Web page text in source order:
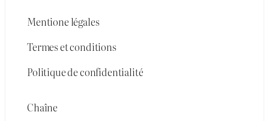
Mentione légales
Termes et conditions
Politique de confidentialité
Chaîne